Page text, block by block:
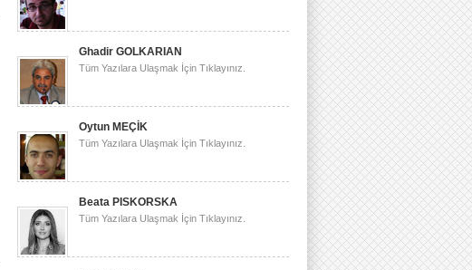
Ghadir GOLKARIAN
Tüm Yazılara Ulaşmak İçin Tıklayınız.
Oytun MEÇİK
Tüm Yazılara Ulaşmak İçin Tıklayınız.
Beata PISKORSKA
Tüm Yazılara Ulaşmak İçin Tıklayınız.